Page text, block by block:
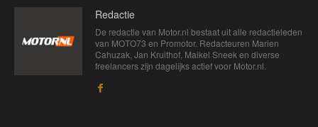
Redactie
De redactie van Motor.nl bestaat uit alle redactieleden
van MOTO73 en Promotor. Redacteuren Marien
Cahuzak, Jan Kruithof, Maikel Sneek en diverse
freelancers zijn dagelijks actief voor Motor.nl.